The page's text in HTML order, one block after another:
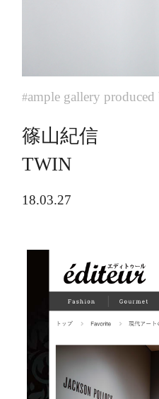
#ample gallery
篠山紀信
TWIN
18.03.27